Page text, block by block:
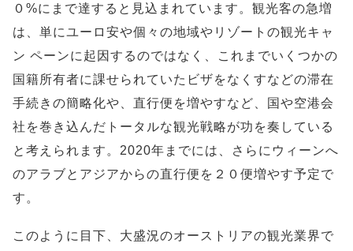
０%にまで達すると見込まれています。観光客の急増
は、単にユーロ安や個々の地域やリゾートの観光キャ
ン ペーンに起因するのではなく、これまでいくつかの
国籍所有者に課せられていたビザをなくすなどの滞在
手続きの簡略化や、直行便を増やすなど、国や空港会
社を巻き込んだトータルな観光戦略が功を奏している
と考えられます。2020年までには、さらにウィーンへ
のアラブとアジアからの直行便を２０便増やす予定で
す。
このように目下、大盛況のオーストリアの観光業界で